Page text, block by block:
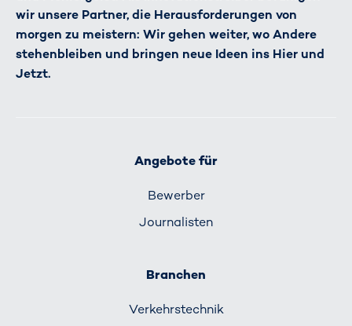
wir unsere Partner, die Herausforderungen von
morgen zu meistern: Wir gehen weiter, wo Andere
stehenbleiben und bringen neue Ideen ins Hier und
Jetzt.
Angebote für
Bewerber
Journalisten
Branchen
Verkehrs­technik